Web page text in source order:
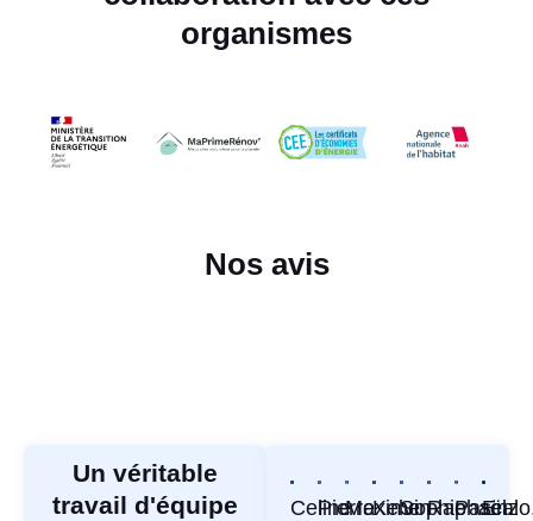
organismes
Nos avis
Un véritable
travail d'équipe
Celine
PierreMaxime
KelvinSophie
Raphaël
Pascal